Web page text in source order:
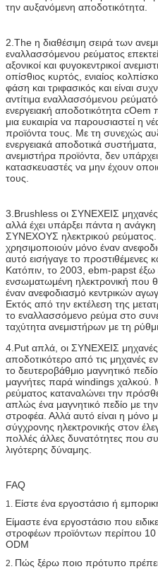
την αυξανόμενη αποδοτικότητα.
2.The η διαθέσιμη σειρά των
εναλλασσόμενου ρεύματος
αξονικοί και φυγοκεντρικοί
οπίσθιος κυρτός, ενιαίος
φάση και τριφασικός και είναι
αντίτιμα εναλλασσόμενου
ενεργειακή αποδοτικότητα cOem
μια ευκαιρία να παρουσιαστεί η
προϊόντα τους. Με τη συνεχώς
ενεργειακά αποδοτικά
ανεμιστήρα προϊόντα, δεν
κατασκευαστές να μην έχουν
τους.
3.Brushless οι ΣΥΝΕΧΕΙΣ
αλλά έχει υπάρξει πάντα η
ΣΥΝΕΧΟΥΣ ηλεκτρικού ρεύματος.
χρησιμοποιούν μόνο έναν
αυτό εισήγαγε το προστιθέμενες
Κατόπιν, το 2003, ebm-papst έξω
ενσωματωμένη ηλεκτρονική που
έναν ανεφοδιασμό κεντρικών
Εκτός από την εκτέλεση της
το εναλλασσόμενο ρεύμα στο
ταχύτητα ανεμιστήρων με τη
4.Put απλά, οι ΣΥΝΕΧΕΙΣ
αποδοτικότερο από τις μηχανές
το δευτεροβάθμιο μαγνητικό
μαγνήτες παρά windings χαλκού.
ρεύματος καταναλώνει την
απλώς ένα μαγνητικό πεδίο με
στροφέα. Αλλά αυτό είναι η μόνο
σύγχρονης ηλεκτρονικής στον
πολλές άλλες δυνατότητες που
λιγότερης δύναμης.
FAQ
1. Είστε ένα εργοστάσιο ή
Είμαστε ένα εργοστάσιο που
στροφέων προϊόντων περίπου 10
ODM
2. Πώς ξέρω ποιο πρότυπο